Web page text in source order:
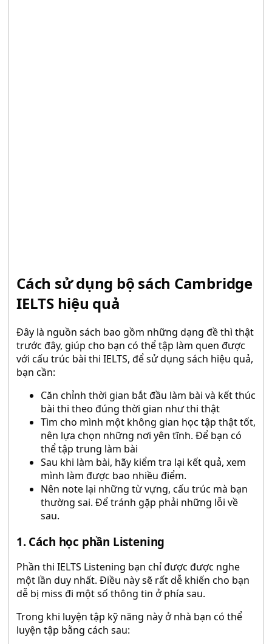
Cách sử dụng bộ sách Cambridge
IELTS hiệu quả
Đây là nguồn sách bao gồm những dạng đề thì thật
trước đây, giúp cho bạn có thể tập làm quen được
với cấu trúc bài thi IELTS, để sử dụng sách hiệu quả,
bạn cần:
Căn chỉnh thời gian bắt đầu làm bài và kết thúc
bài thi theo đúng thời gian như thi thật
Tìm cho mình một không gian học tập thật tốt,
nên lựa chọn những nơi yên tĩnh. Để bạn có
thể tập trung làm bài
Sau khi làm bài, hãy kiểm tra lại kết quả, xem
mình làm được bao nhiều điểm.
Nên note lại những từ vựng, cấu trúc mà bạn
thường sai. Để tránh gặp phải những lỗi về
sau.
1. Cách học phần Listening
Phần thi IELTS Listening bạn chỉ được được nghe
một lần duy nhất. Điều này sẽ rất dễ khiến cho bạn
dễ bị miss đi một số thông tin ở phía sau.
Trong khi luyện tập kỹ năng này ở nhà bạn có thể
luyện tập bằng cách sau: